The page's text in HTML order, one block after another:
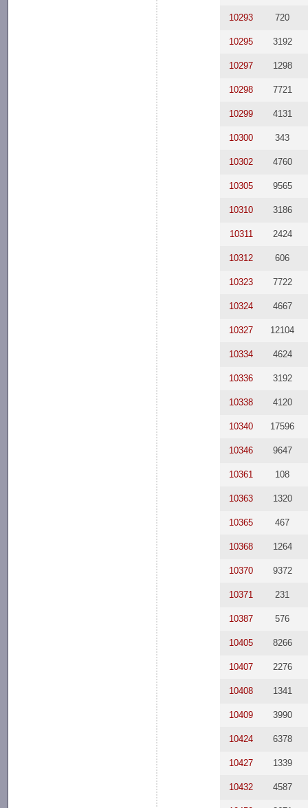
10293 720
10295 3192
10297 1298
10298 7721
10299 4131
10300 343
10302 4760
10305 9565
10310 3186
10311 2424
10312 606
10323 7722
10324 4667
10327 12104
10334 4624
10336 3192
10338 4120
10340 17596
10346 9647
10361 108
10363 1320
10365 467
10368 1264
10370 9372
10371 231
10387 576
10405 8266
10407 2276
10408 1341
10409 3990
10424 6378
10427 1339
10432 4587